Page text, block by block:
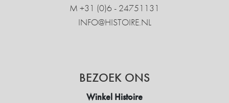
M +31 ‍(0)6 - 24751131
INFO@HISTOIRE.NL
BEZOEK ONS
Winkel Histoire